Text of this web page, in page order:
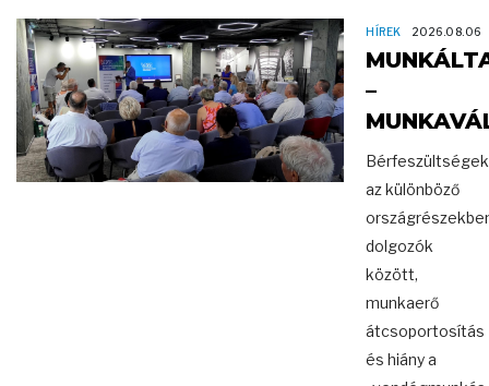
HÍREK 2026.08.06
–
Bérfeszültségek
az különböző
dolgozók
között,
munkaerő
átcsoportosítás
és hiány a